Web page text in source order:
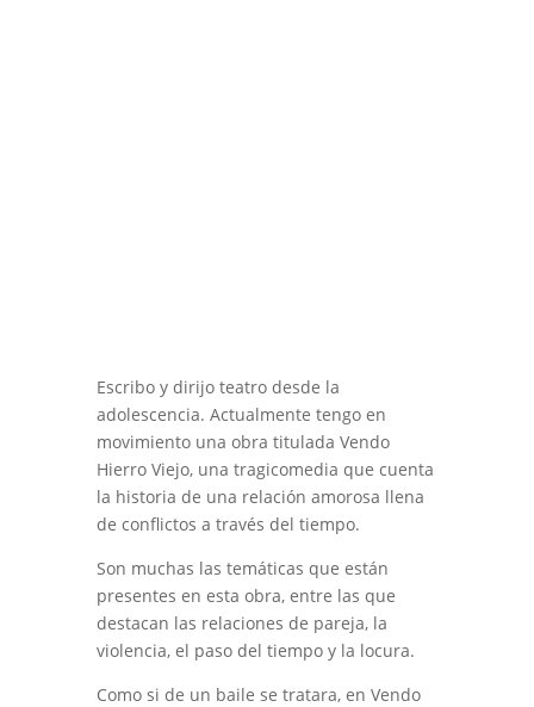
Escribo y dirijo teatro desde la
adolescencia. Actualmente tengo en
movimiento una obra titulada Vendo
Hierro Viejo, una tragicomedia que cuenta
la historia de una relación amorosa llena
de conflictos a través del tiempo.
Son muchas las temáticas que están
presentes en esta obra, entre las que
destacan las relaciones de pareja, la
violencia, el paso del tiempo y la locura.
Como si de un baile se tratara, en Vendo